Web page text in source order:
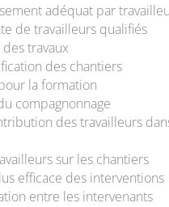
adéquat par
de travailleurs qualifiés
travaux
des chantiers
la formation
compagnonnage
des travailleurs
sur les chantiers
efficace des interventions
entre les intervenants